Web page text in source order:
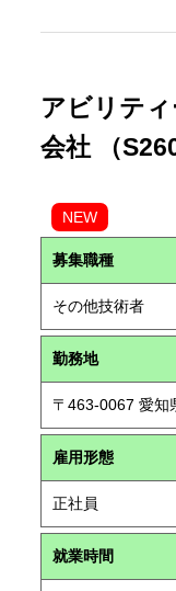
アビリテ
会社 （
NEW
募集職種
その他技術者
勤務地
〒463-0067 愛知
雇用形態
正社員
就業時間